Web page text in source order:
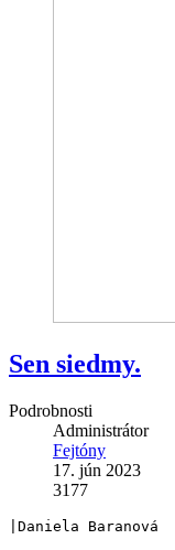
Sen siedmy.
Podrobnosti
Administrátor
Fejtóny
17. jún 2023
3177
|Daniela Baranová